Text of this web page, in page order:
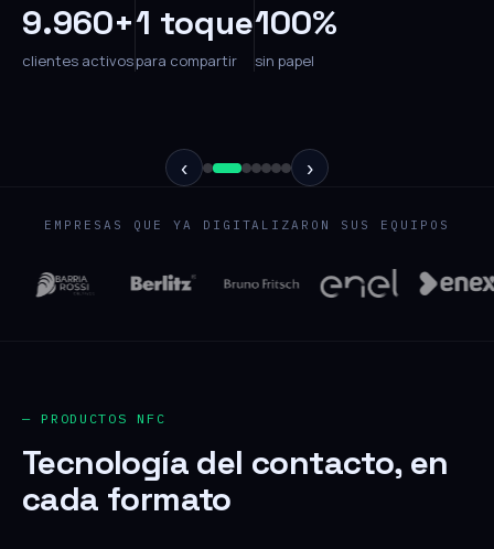
9.960+
clientes activos
1 toque
para compartir
100%
sin papel
‹ ›
EMPRESAS QUE YA DIGITALIZARON SUS EQUIPOS
— PRODUCTOS NFC
Tecnología del contacto, en
cada formato